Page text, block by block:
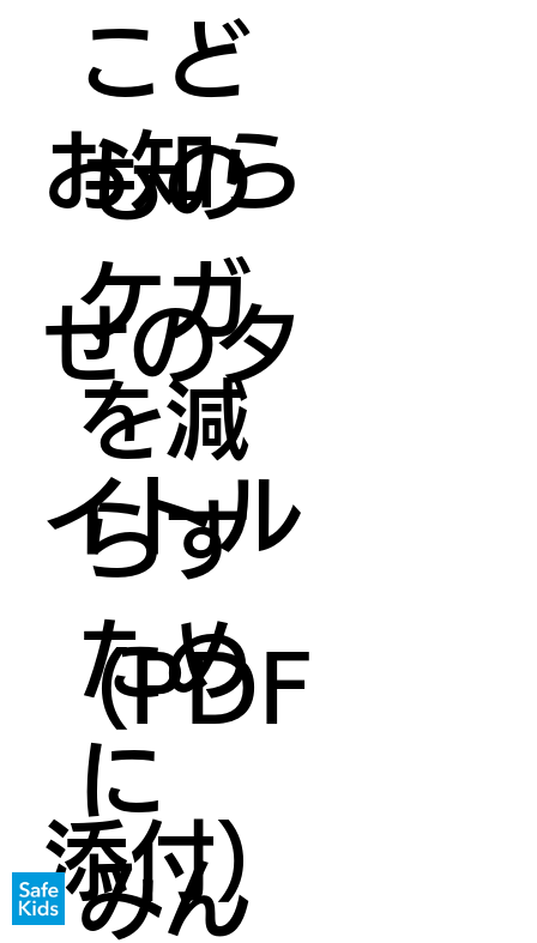
こど
もの
ケガ
を減
らす
ため
に
みん
お知ら
せのタ
イトル
（PDF
添付）